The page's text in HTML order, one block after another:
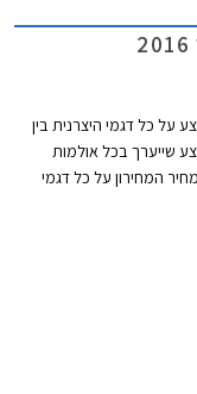
על כל דגמי היצרנית בין
המבצע שייערך בכל אולמות
המחירון על כל דגמי